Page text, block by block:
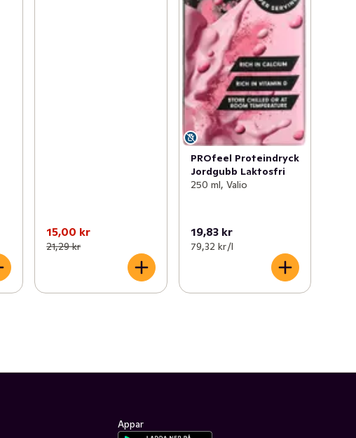
15,00 kr
21,29 kr
PROfeel Proteindryck
Jordgubb Laktosfri
250 ml, Valio
19,83 kr
79,32 kr /l
Appar